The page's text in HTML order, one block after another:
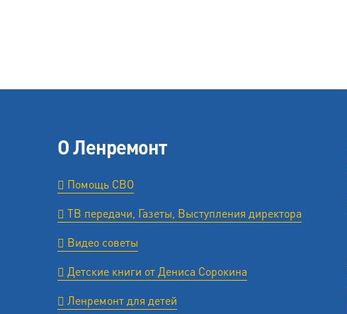
О Ленремонт
Помощь СВО
ТВ передачи, Газеты, Выступления директора
Видео советы
Детские книги от Дениса Сорокина
Ленремонт для детей